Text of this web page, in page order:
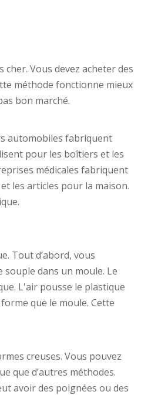
Vous devez acheter des
méthode fonctionne mieux
bon marché.
automobiles fabriquent
pour les boîtiers et les
médicales fabriquent
les articles pour la maison.
Tout d’abord, vous
souple dans un moule. Le
L'air pousse le plastique
que le moule. Cette
creuses. Vous pouvez
que d’autres méthodes.
avoir des poignées ou des